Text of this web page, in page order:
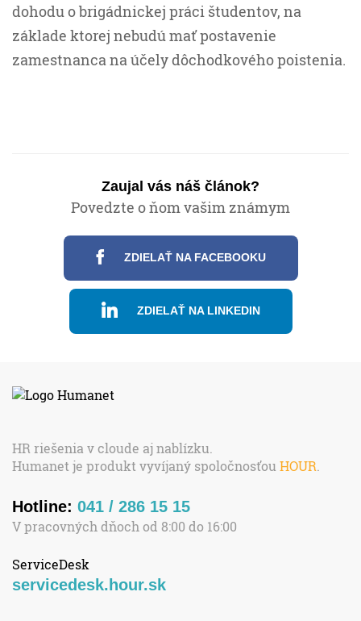
dohodu o brigádnickej práci študentov, na
základe ktorej nebudú mať postavenie
zamestnanca na účely dôchodkového poistenia.
Zaujal vás náš článok?
Povedzte o ňom vašim známym
ZDIELAŤ NA FACEBOOKU
ZDIELAŤ NA LINKEDIN
HR riešenia v cloude aj nablízku.
Humanet je produkt vyvíjaný spoločnosťou HOUR
Hotline: 041 / 286 15 15
V pracovných dňoch od 8:00 do 16:00
ServiceDesk
servicedesk.hour.sk